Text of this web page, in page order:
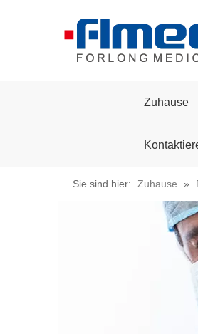
Zuhause
Sie sind hier: Zuhause »